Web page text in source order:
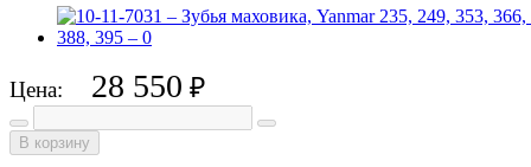
Цена: 28 550 ₽
В корзину